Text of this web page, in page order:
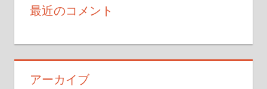
最近のコメント
アーカイブ